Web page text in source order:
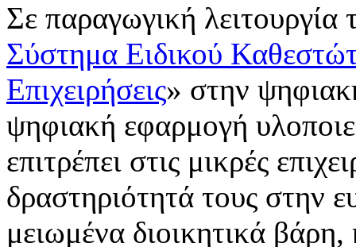
Σε παραγωγική λειτουργία
Σύστημα Ειδικού
Επιχειρήσεις» στην
ψηφιακή εφαρμογή
επιτρέπει στις μικρές
δραστηριότητά τους στην
μειωμένα διοικητικά